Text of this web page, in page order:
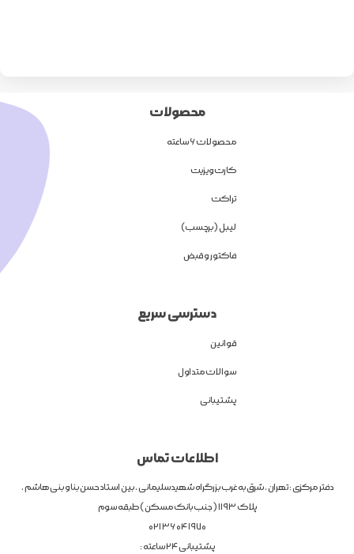
محصولات
محصولات 6 ساعته
کارت ویزیت
تراکت
لیبل (برچسب)
فاکتور و قبض
دسترسی سریع
قوانین
سوالات متداول
پشتیبانی
اطلاعات تماس
دفتر مرکزی : تهران ، شرق به غرب بزرگراه شهیدسلیمانی ، بین استاد حسن بنا و بنی هاشم ،
پلاک 1193 ( جنب بانک مسکن ) طبقه سوم
1970 04 36 021
پشتیبانی 24 ساعته :